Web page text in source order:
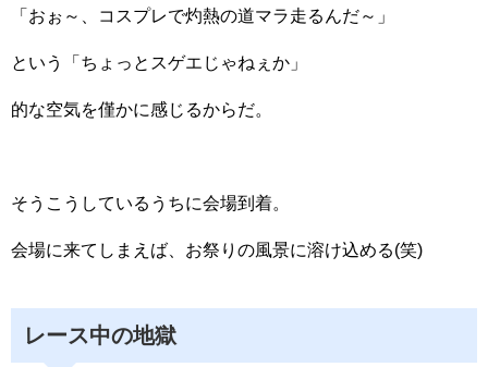
「おぉ～、コスプレで灼熱の道マラ走るんだ～」
という「ちょっとスゲエじゃねぇか」
的な空気を僅かに感じるからだ。
そうこうしているうちに会場到着。
会場に来てしまえば、お祭りの風景に溶け込める(笑)
レース中の地獄